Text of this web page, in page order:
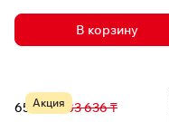
В корзину
Акция
65 290 ₸ 83 636 ₸